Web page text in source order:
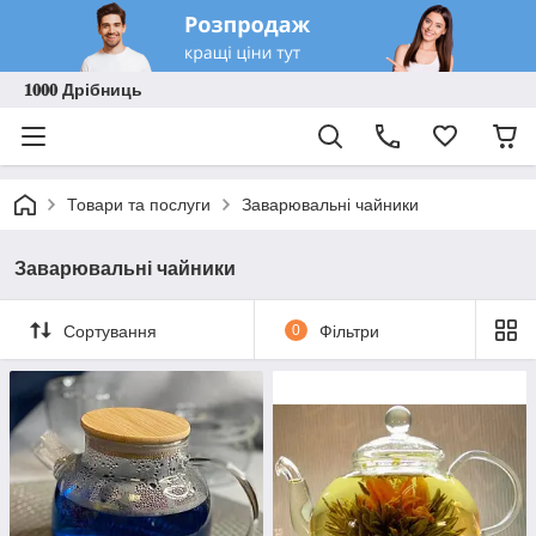
𝟏𝟎𝟎𝟎 Дрібниць
Товари та послуги Заварювальні чайники
Заварювальні чайники
Сортування 0 Фільтри